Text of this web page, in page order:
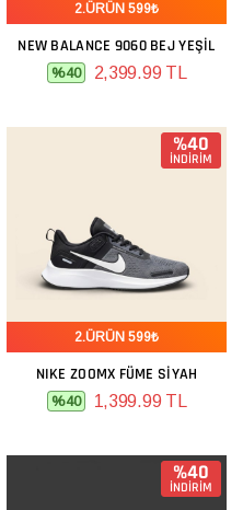
2.ÜRÜN 599₺
NEW BALANCE 9060 BEJ YEŞIL
%40 2,399.99 TL
%40
İNDİRİM
2.ÜRÜN 599₺
NIKE ZOOMX FÜME SIYAH
%40 1,399.99 TL
%40
İNDİRİM